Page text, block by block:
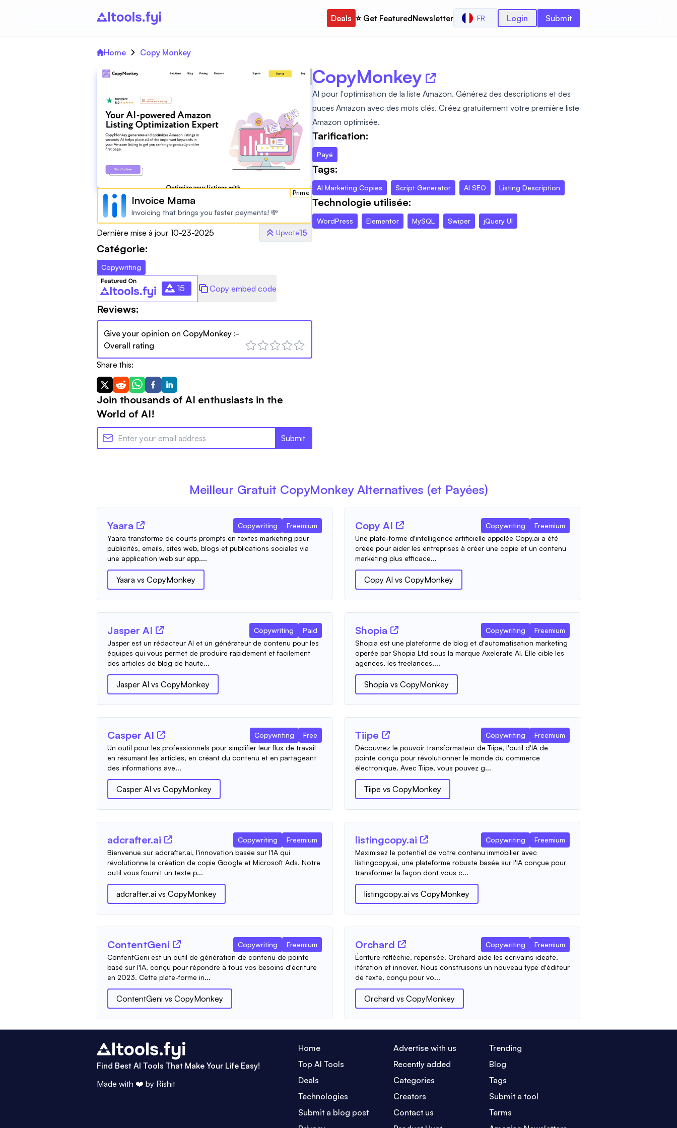
Deals ⭐️ Get FeaturedNewsletter FR Login Submit
Home Copy Monkey
Prime
Invoice Mama
Invoicing that brings you faster payments! 💸
Dernière mise à jour 10-23-2025 Upvote15
Catégorie:
Copywriting
15 Copy embed code
Reviews:
Give your opinion on CopyMonkey :-
Overall rating
Share this:
Join thousands of AI enthusiasts in the
World of AI!
Submit
CopyMonkey
AI pour l'optimisation de la liste Amazon. Générez des descriptions et des
puces Amazon avec des mots clés. Créez gratuitement votre première liste
Amazon optimisée.
Tarification:
Payé
Tags:
AI Marketing Copies Script Generator AI SEO Listing Description
Technologie utilisée:
WordPress Elementor MySQL Swiper jQuery UI
Meilleur Gratuit CopyMonkey Alternatives (et Payées)
Yaara Copywriting
Freemium
Yaara transforme de courts prompts en textes marketing pour
publicités, emails, sites web, blogs et publications sociales via
une application web sur app....
Yaara vs CopyMonkey
Copy AI Copywriting
Freemium
Une plate-forme d'intelligence artificielle appelée Copy.ai a été
créée pour aider les entreprises à créer une copie et un contenu
marketing plus efficace...
Copy AI vs CopyMonkey
Jasper AI Copywriting
Paid
Jasper est un rédacteur AI et un générateur de contenu pour les
équipes qui vous permet de produire rapidement et facilement
des articles de blog de haute...
Jasper AI vs CopyMonkey
Shopia Copywriting
Freemium
Shopia est une plateforme de blog et d'automatisation marketing
opérée par Shopia Ltd sous la marque Axelerate AI. Elle cible les
agences, les freelances,...
Shopia vs CopyMonkey
Casper AI Copywriting
Free
Un outil pour les professionnels pour simplifier leur flux de travail
en résumant les articles, en créant du contenu et en partageant
des informations ave...
Casper AI vs CopyMonkey
Tiipe Copywriting
Freemium
Découvrez le pouvoir transformateur de Tiipe, l'outil d'IA de
pointe conçu pour révolutionner le monde du commerce
électronique. Avec Tiipe, vous pouvez g...
Tiipe vs CopyMonkey
adcrafter.ai Copywriting
Freemium
Bienvenue sur adcrafter.ai, l'innovation basée sur l'IA qui
révolutionne la création de copie Google et Microsoft Ads. Notre
outil vous fournit un texte p...
adcrafter.ai vs CopyMonkey
listingcopy.ai Copywriting
Freemium
Maximisez le potentiel de votre contenu immobilier avec
listingcopy.ai, une plateforme robuste basée sur l'IA conçue pour
transformer la façon dont vous c...
listingcopy.ai vs CopyMonkey
ContentGeni Copywriting
Freemium
ContentGeni est un outil de génération de contenu de pointe
basé sur l'IA, conçu pour répondre à tous vos besoins d'écriture
en 2023. Cette plate-forme in...
ContentGeni vs CopyMonkey
Orchard Copywriting
Freemium
Écriture réfléchie, repensée. Orchard aide les écrivains ideate,
itération et innover. Nous construisons un nouveau type d'éditeur
de texte, conçu pour vo...
Orchard vs CopyMonkey
Find Best AI Tools That Make Your Life Easy!
Made with ❤️ by Rishit
Home Advertise with us
Trending
Top AI Tools
Recently added
Blog
Deals
Categories
Tags
Technologies
Creators
Submit a tool
Submit a blog post
Contact us
Terms